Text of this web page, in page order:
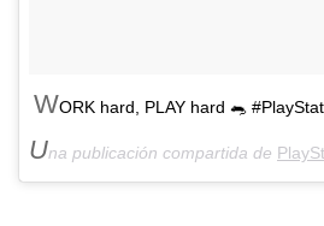
WORK hard, PLAY hard 🐀
Una publicación compartida de